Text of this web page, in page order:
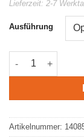
Lieferzeit: 2-7
Ausführung
K&M Keyboard
Artikelnummer: